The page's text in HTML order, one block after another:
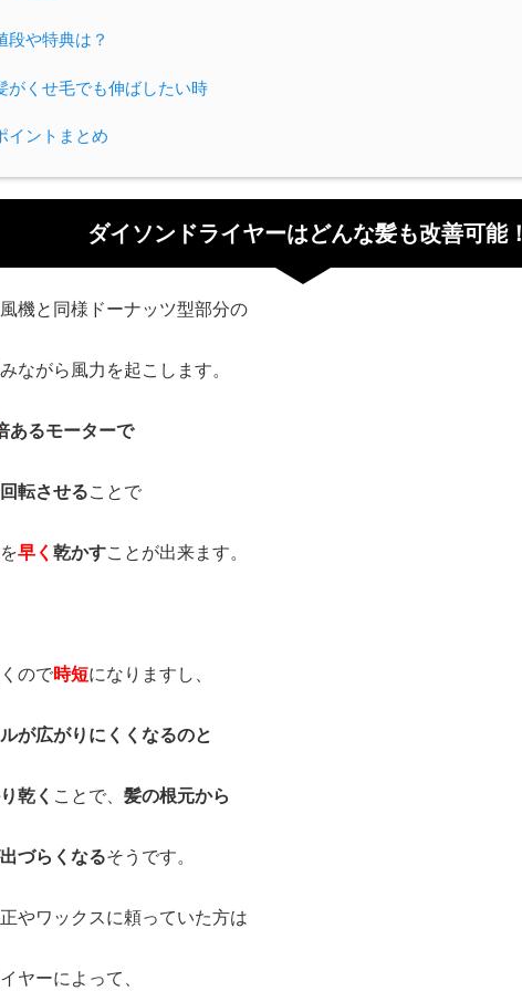
段や特典は？
がくせ毛でも伸ばしたい時
イントまとめ
ダイソンドライヤーはどんな髪も改善可能！
機と同様ドーナッツ型部分の
ながら風力を起こします。
あるモーターで
転させることで
早く 乾かすことが出来ます。
ので時短になりますし、
が広がりにくくなるのと
乾く ことで、 髪の根元から
づらくなるそうです。
やワックスに頼っていた方は
ヤーによって、